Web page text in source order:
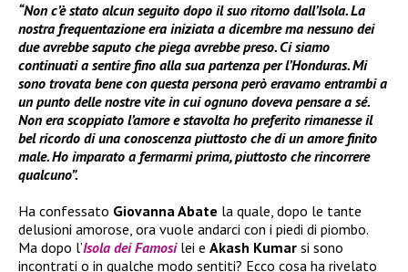
“Non c’è stato alcun seguito dopo il suo ritorno dall’Isola. La
nostra frequentazione era iniziata a dicembre ma nessuno dei
due avrebbe saputo che piega avrebbe preso. Ci siamo
continuati a sentire fino alla sua partenza per l’Honduras. Mi
sono trovata bene con questa persona però eravamo entrambi a
un punto delle nostre vite in cui ognuno doveva pensare a sé.
Non era scoppiato l’amore e stavolta ho preferito rimanesse il
bel ricordo di una conoscenza piuttosto che di un amore finito
male. Ho imparato a fermarmi prima, piuttosto che rincorrere
qualcuno”.
Ha confessato Giovanna Abate la quale, dopo le tante
delusioni amorose, ora vuole andarci con i piedi di piombo.
Ma dopo l’Isola dei Famosi lei e Akash Kumar si sono
incontrati o in qualche modo sentiti? Ecco cosa ha rivelato